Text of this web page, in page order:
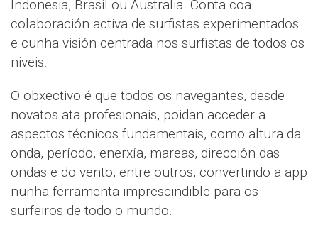
Indonesia, Brasil ou Australia. Conta coa
colaboración activa de surfistas experimentados
e cunha visión centrada nos surfistas de todos os
niveis.
O obxectivo é que todos os navegantes, desde
novatos ata profesionais, poidan acceder a
aspectos técnicos fundamentais, como altura da
onda, período, enerxía, mareas, dirección das
ondas e do vento, entre outros, convertindo a app
nunha ferramenta imprescindible para os
surfeiros de todo o mundo.